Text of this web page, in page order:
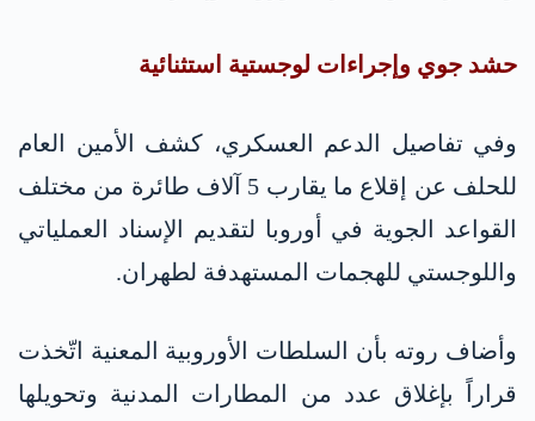
حشد جوي وإجراءات لوجستية استثنائية
وفي تفاصيل الدعم العسكري، كشف الأمين العام
للحلف عن إقلاع ما يقارب 5 آلاف طائرة من مختلف
القواعد الجوية في أوروبا لتقديم الإسناد العملياتي
واللوجستي للهجمات المستهدفة لطهران.
وأضاف روته بأن السلطات الأوروبية المعنية اتّخذت
قراراً بإغلاق عدد من المطارات المدنية وتحويلها